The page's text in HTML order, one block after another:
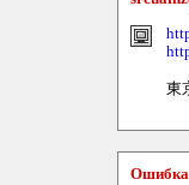
東
Ошибка